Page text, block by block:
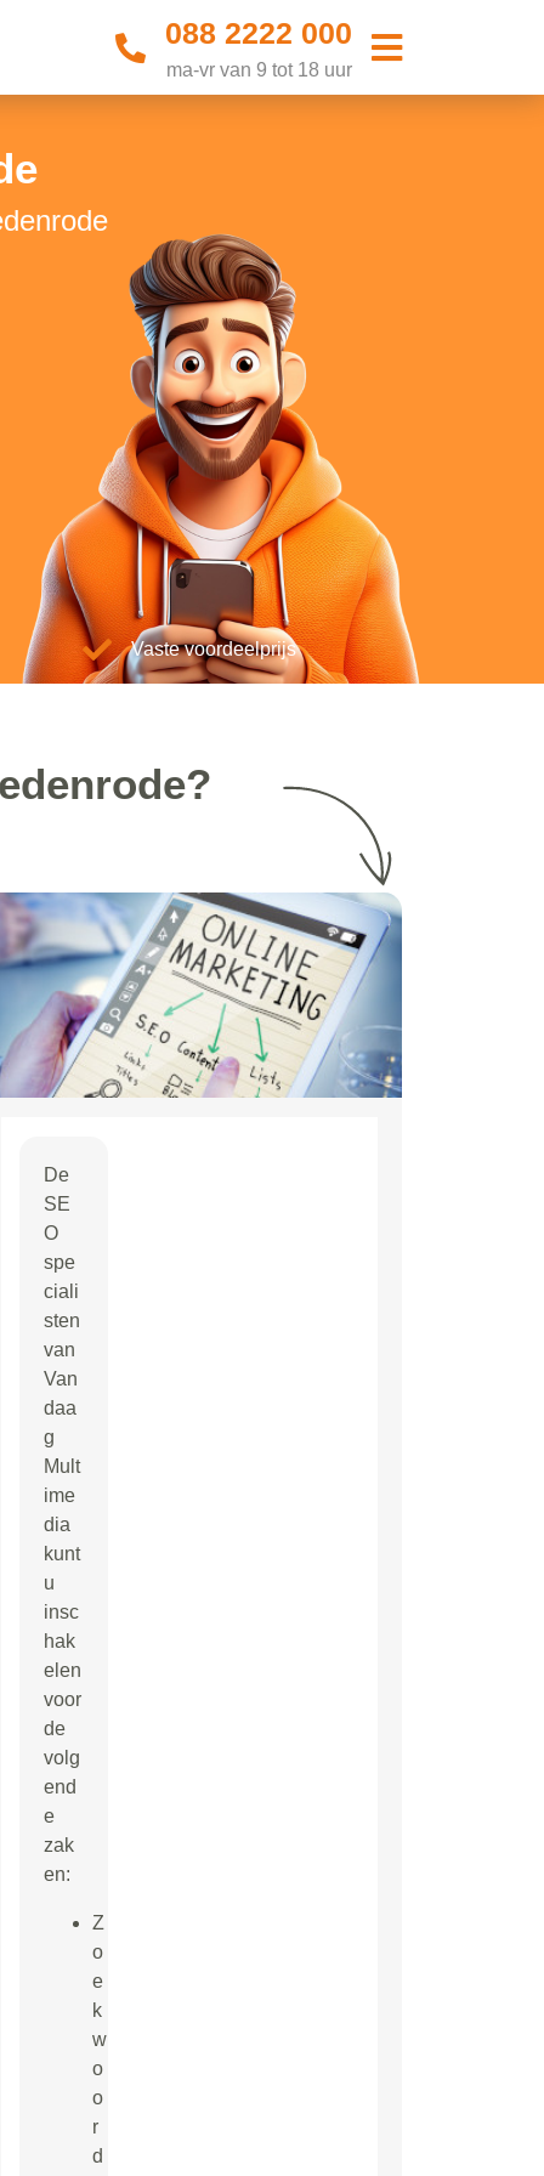
088 2222 000
ma-vr van 9 tot 18 uur
Vaste voordeelprijs
De
SE
O
spe
ciali
sten
van
Van
daa
g
Mult
ime
dia
kunt
u
insc
hak
elen
voor
de
volg
end
e
zak
en:
Z
o
e
k
w
o
o
r
d